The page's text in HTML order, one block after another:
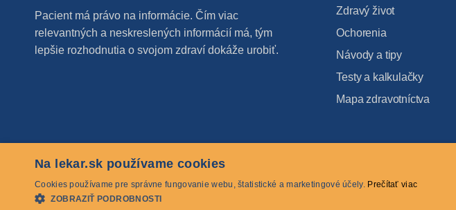
Pacient má právo na informácie. Čím viac
relevantných a neskreslených informácií má, tým
lepšie rozhodnutia o svojom zdraví dokáže urobiť.
Zdravý život
Ochorenia
Návody a tipy
Testy a kalkulačky
Mapa zdravotníctva
© 2026 lekar.sk Všetky práva vyhradené
Na lekar.sk používame cookies
Cookies používame pre správne fungovanie webu, štatistické a marketingové účely. Prečítať viac
ZOBRAZIŤ PODROBNOSTI